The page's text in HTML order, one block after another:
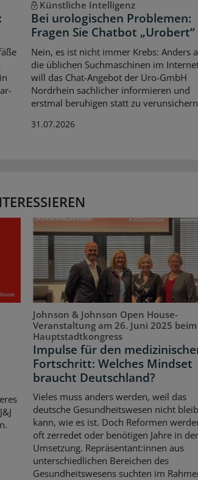
Künstliche Intelligenz
Bei urologischen Problemen:
Fragen Sie Chatbot „Urobert“
Nein, es ist nicht immer Krebs: Anders
die üblichen Suchmaschinen im
will das Chat-Angebot der Uro-GmbH
Nordrhein sachlicher informieren und
erstmal beruhigen statt zu
31.07.2026
Johnson & Johnson Open House-
Veranstaltung am 26. Juni 2025 beim
Hauptstadtkongress
Impulse für den
Fortschritt: Welches Mindset
braucht Deutschland?
Vieles muss anders werden, weil das
deutsche Gesundheitswesen nicht
kann, wie es ist. Doch Reformen
oft zerredet oder benötigen Jahre in der
Umsetzung. Repräsentant:innen aus
unterschiedlichen Bereichen des
Gesundheitswesens suchten im